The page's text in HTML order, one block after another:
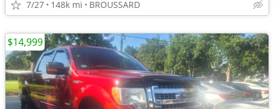
7/27 148k mi BROUSSARD
$14,999